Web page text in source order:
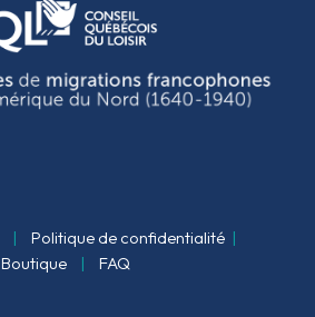
| Politique de confidentialité |
Boutique
| FAQ